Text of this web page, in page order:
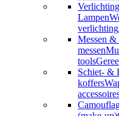
Verlichting
Lampen
verlichting
Messen &
messen
tools
Schiet- &
koffers